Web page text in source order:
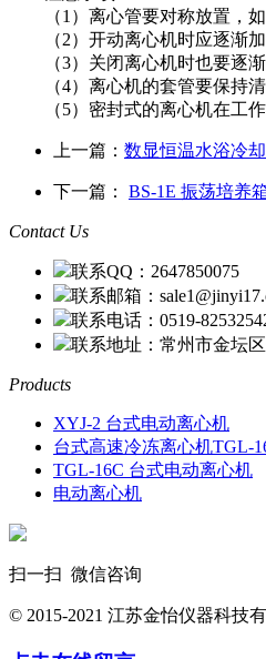
（1）离心管要对称放置，如
（2）开动离心机时应逐渐加
（3）关闭离心机时也要逐渐
（4）离心机的套管要保持清
（5）密封式的离心机在工作
上一篇： 数显恒温水浴冷
下一篇： BS-1E 振荡培养
Contact Us
联系QQ：2647850075
联系邮箱：
联系电话：0519-
联系地址：常州市金坛
Products
XYJ-2 台式电动离心机
台式高速冷冻离心机TGL-
TGL-16C 台式电动离心机
电动离心机
扫一扫 微信咨询
© 2015-2021 江苏金怡仪器科技